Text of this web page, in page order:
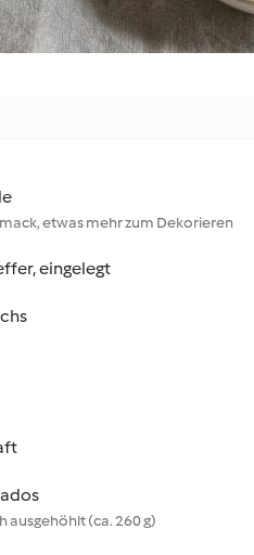
etwas mehr zum Dekorieren
eingelegt
ausgehöhlt (ca. 260 g)